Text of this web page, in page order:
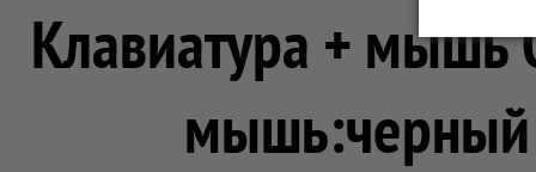
Клавиатура +
мышь:черный